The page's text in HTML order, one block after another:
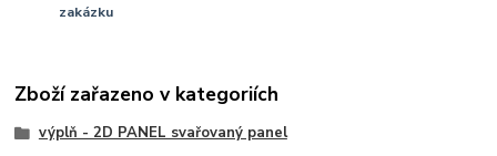
zakázku
Zboží zařazeno v kategoriích
výplň - 2D PANEL svařovaný panel